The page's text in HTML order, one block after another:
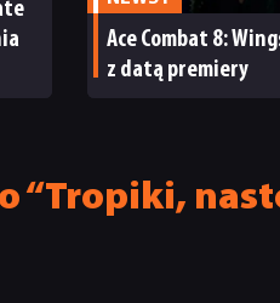
Ace Combat 8:
z datą premiery
“Tropiki,